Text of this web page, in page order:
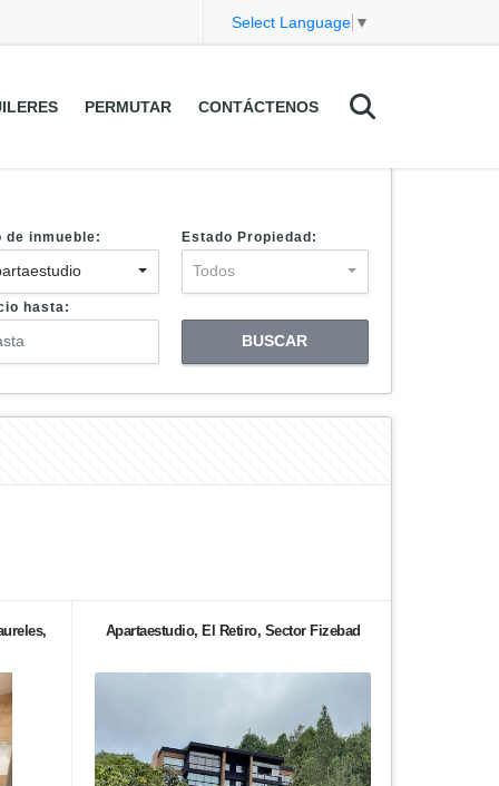
Select Language ▼
PERMUTAR CONTÁCTENOS
de inmueble: Estado Propiedad:
Todos
hasta:
BUSCAR
Apartaestudio, El Retiro, Sector Fizebad